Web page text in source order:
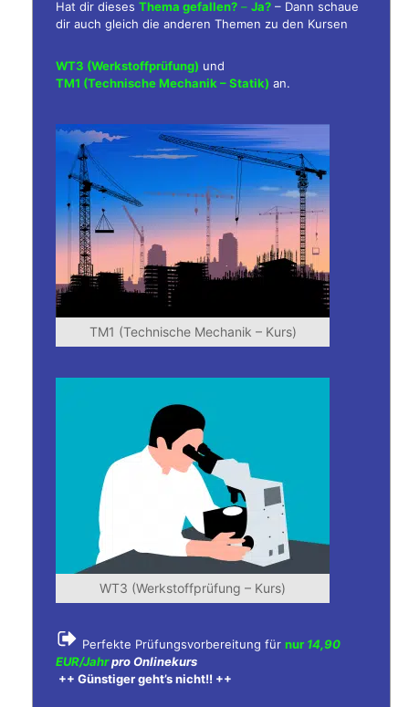
Hat dir dieses Thema gefallen? – Ja? – Dann schaue
dir auch gleich die anderen Themen zu den Kursen
WT3 (Werkstoffprüfung) und
TM1 (Technische Mechanik – Statik) an.
TM1 (Technische Mechanik – Kurs)
WT3 (Werkstoffprüfung – Kurs)
Perfekte Prüfungsvorbereitung für nur 14,90
EUR/Jahrpro Onlinekurs
++ Günstiger geht’s nicht!! ++